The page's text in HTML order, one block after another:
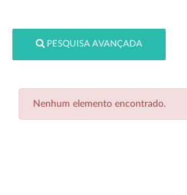
PESQUISA AVANÇADA
Nenhum elemento encontrado.